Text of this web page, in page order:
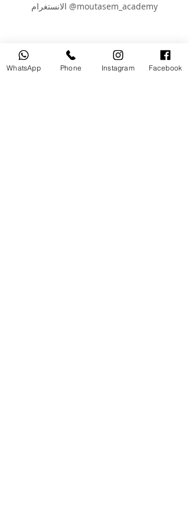
الانستغرام @moutasem_academy
Your Instructor
WhatsApp Phone Instagram Facebook